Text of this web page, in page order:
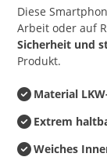
Diese
Arbeit oder auf
Sicherheit und
Produkt.
Material
Extrem
Weiches